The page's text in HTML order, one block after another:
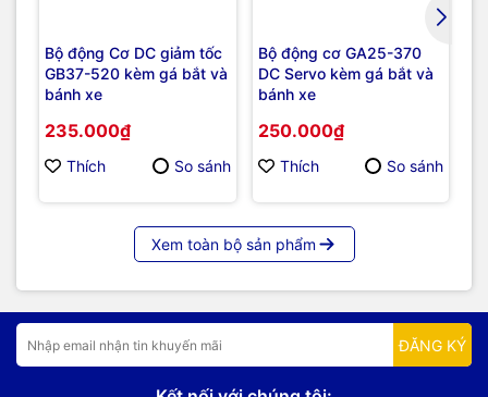
Bộ động Cơ DC giảm tốc
GB37-520 kèm gá bắt và
bánh xe
235.000₫
Thích So sánh
Bộ động cơ GA25-370
DC Servo kèm gá bắt và
bánh xe
250.000₫
Thích So sánh
Xem toàn bộ sản phẩm
ĐĂNG KÝ